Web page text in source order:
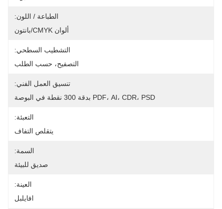
الطباعة / اللون:
ألوان CMYK/بانتون
التشطيب السطحي:
التصفيح، حسب الطلب
تنسيق العمل الفني:
PDF، AI، CDR، PSD بدقة 300 نقطة في البوصة
التعبئة:
يتقلص التفاف
السمة:
صديق للبيئة
العينة:
افايلبل